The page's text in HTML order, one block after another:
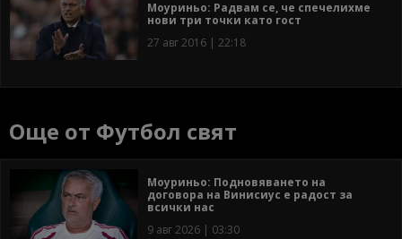
Моуриньо: Радвам се, че спечелихме
нови три точки като гост
27 авг 2016 | 22:18
Още от Футбол свят
Моуриньо: Подновяването на
договора на Винисиус е радост за
всички нас
9 авг 2026 | 03:30